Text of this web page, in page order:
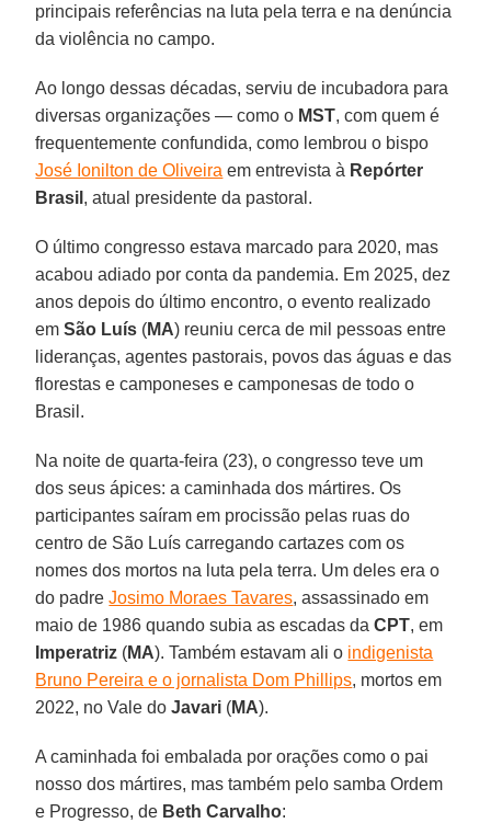
principais referências na luta pela terra e na denúncia
da violência no campo.
Ao longo dessas décadas, serviu de incubadora para
diversas organizações — como o MST, com quem é
frequentemente confundida, como lembrou o bispo
José Ionilton de Oliveira em entrevista à Repórter
Brasil , atual presidente da pastoral.
O último congresso estava marcado para 2020, mas
acabou adiado por conta da pandemia. Em 2025, dez
anos depois do último encontro, o evento realizado
emSão Luís (MA) reuniu cerca de mil pessoas entre
lideranças, agentes pastorais, povos das águas e das
florestas e camponeses e camponesas de todo o
Brasil.
Na noite de quarta-feira (23), o congresso teve um
dos seus ápices: a caminhada dos mártires. Os
participantes saíram em procissão pelas ruas do
centro de São Luís carregando cartazes com os
nomes dos mortos na luta pela terra. Um deles era o
do padreJosimo Moraes Tavares, assassinado em
maio de 1986 quando subia as escadas daCPT, em
Imperatriz (MA). Também estavam ali o indigenista
Bruno Pereira e o jornalista Dom Phillips, mortos em
2022, no Vale doJavari (MA).
A caminhada foi embalada por orações como o pai
nosso dos mártires, mas também pelo samba Ordem
e Progresso, de Beth Carvalho: